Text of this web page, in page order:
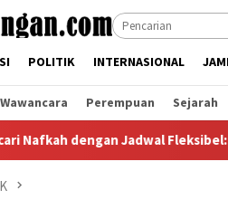
POLITIK INTERNASIONAL
Wawancara Perempuan Sejarah
Fleksibel: Ketika Menjadi